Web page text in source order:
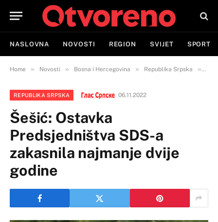
NASLOVNA NOVOSTI REGION SVIJET SPORT
Home » Novosti » Bosna i Hercegovina » Republika Srpska »
REPUBLIKA SRPSKA 06.11.2022
Šešić: Ostavka
Predsjedništva SDS-a
zakasnila najmanje dvije
godine